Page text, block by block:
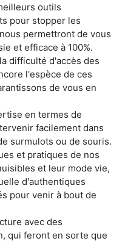
outils
pour stopper les
permettront de vous
et efficace à 100%.
difficulté d'accès des
l'espèce de ces
de vous en
en termes de
facilement dans
surmulots ou de souris.
et pratiques de nos
et leur mode vie,
d'authentiques
pour venir à bout de
avec des
qui feront en sorte que